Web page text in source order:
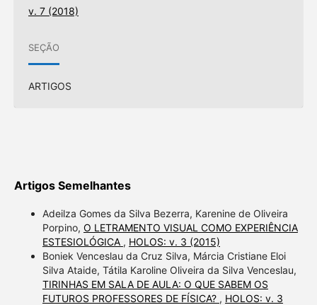
v. 7 (2018)
SEÇÃO
ARTIGOS
Artigos Semelhantes
Adeilza Gomes da Silva Bezerra, Karenine de Oliveira
Porpino, O LETRAMENTO VISUAL COMO EXPERIÊNCIA
ESTESIOLÓGICA , HOLOS: v. 3 (2015)
Boniek Venceslau da Cruz Silva, Márcia Cristiane Eloi
Silva Ataide, Tátila Karoline Oliveira da Silva Venceslau,
TIRINHAS EM SALA DE AULA: O QUE SABEM OS
FUTUROS PROFESSORES DE FÍSICA? , HOLOS: v. 3